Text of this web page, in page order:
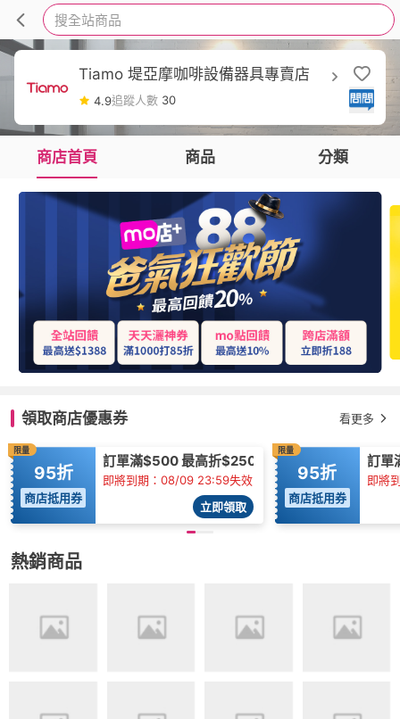
搜全站商品
Tiamo 堤亞摩咖啡設備器具專賣店
4.9追蹤人數 30
商店首頁 商品 分類
領取商店優惠券 看更多
限量
95折
商店抵用券
訂單滿$500 最高折$250
即將到期：08/09 23:59失效
立即領取
限量
95折
商店抵用券
訂單
即將
熱銷商品